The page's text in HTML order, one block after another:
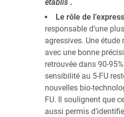
établis .
Le rôle de
responsable d’une
agressives. Une
avec une bonne
retrouvée dans 90-
sensibilité au 5-FU
nouvelles bio-
FU. Il soulignent que
aussi permis